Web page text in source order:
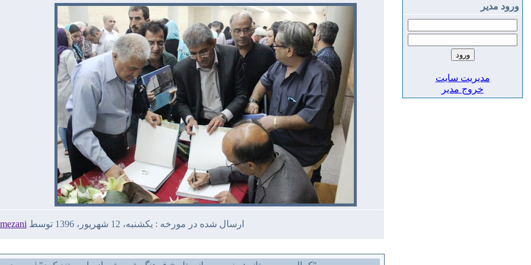
ورود مدير
مديريت سايت
خروج مدير
ارسال شده در مورخه : یکشنبه، 12 شهریور، 1396 توسط